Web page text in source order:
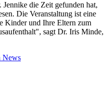
die Zeit gefunden hat,
Die Veranstaltung ist eine
Kinder und Ihre Eltern zum
sagt Dr. Iris Minde,
News